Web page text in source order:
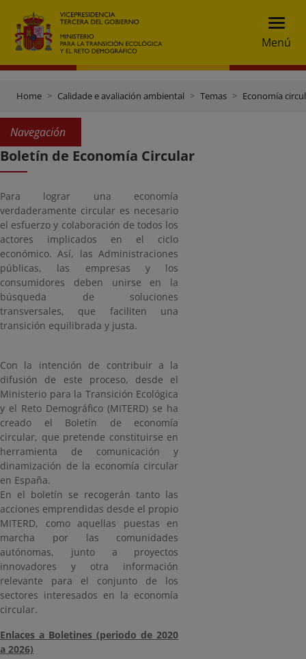
Menú
Home Calidade e avaliación ambiental Temas Economía
Navegación
Boletín de Economía Circular
Para lograr una economía
verdaderamente circular es necesario
el esfuerzo y colaboración de todos los
actores implicados en el ciclo
económico. Así, las Administraciones
públicas, las empresas y los
consumidores deben unirse en la
búsqueda de soluciones
transversales, que faciliten una
transición equilibrada y justa.
Con la intención de contribuir a la
difusión de este proceso, desde el
Ministerio para la Transición Ecológica
y el Reto Demográfico (MITERD) se ha
creado el Boletín de economía
circular, que pretende constituirse en
herramienta de comunicación y
dinamización de la economía circular
en España.
En el boletín se recogerán tanto las
acciones emprendidas desde el propio
MITERD, como aquellas puestas en
marcha por las comunidades
autónomas, junto a proyectos
innovadores y otra información
relevante para el conjunto de los
sectores interesados en la economía
circular.
Enlaces a Boletines (periodo de 2020
a 2026)